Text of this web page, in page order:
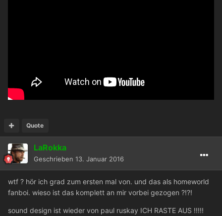
Quote
LaRokka
Geschrieben 13. Januar 2016
wtf ? hör ich grad zum ersten mal von. und das als homeworld
fanboi. wieso ist das komplett an mir vorbei gezogen ?!?!
sound design ist wieder von paul ruskay ICH RASTE AUS !!!!!